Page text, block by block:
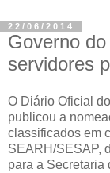
22/06/2014
Governo
servidores
O Diário Oficial
publicou a
classificados em
SEARH/SESAP,
para a Secretaria